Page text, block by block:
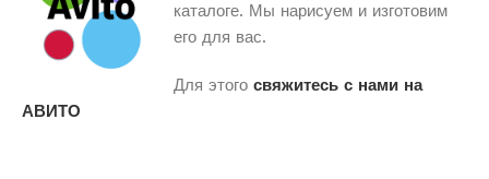
каталоге. Мы нарисуем и изготовим
его для вас.
Для этого свяжитесь с нами на
АВИТО